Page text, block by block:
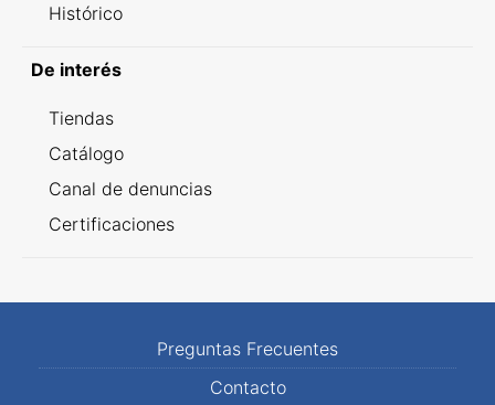
Histórico
De interés
Tiendas
Catálogo
Canal de denuncias
Certificaciones
Preguntas Frecuentes
Contacto